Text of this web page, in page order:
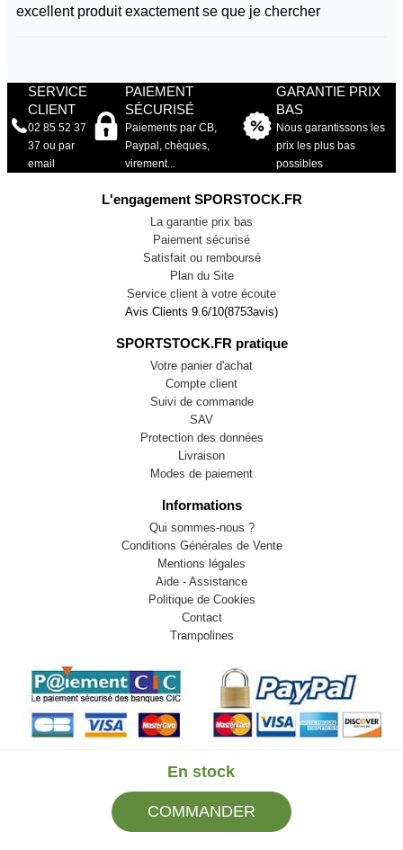
En stock
COMMANDER
excellent produit exactement se que je chercher
SERVICE
CLIENT
02 85 52 37
37 ou par
email
PAIEMENT
SÉCURISÉ
Paiements par CB,
Paypal, chèques,
virement...
GARANTIE PRIX
BAS
Nous garantissons les
prix les plus bas
possibles
L'engagement SPORSTOCK.FR
La garantie prix bas
Paiement sécurisé
Satisfait ou remboursé
Plan du Site
Service client à votre écoute
Avis Clients 9.6/10(8753avis)
SPORTSTOCK.FR pratique
Votre panier d'achat
Compte client
Suivi de commande
SAV
Protection des données
Livraison
Modes de paiement
Informations
Qui sommes-nous ?
Conditions Générales de Vente
Mentions légales
Aide - Assistance
Politique de Cookies
Contact
Trampolines
© 2009-2026 LB82. Tous droits réservés - sportstock.fr -
SARL LB 82 - 13 Rue Louis Delage 44360 VIGNEUX DE